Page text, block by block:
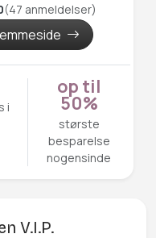
(47 anmeldelser)
i
op til
50%
største
besparelse
nogensinde
V.I.P.